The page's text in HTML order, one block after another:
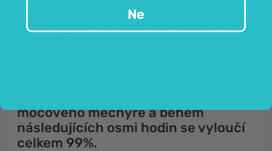
manózy, která je zvláštní tím, že se pomaleji
vstřebává a většina z ní se z těla spíše
než
močového měchýřea během
následujících osmi hodin se vyloučí
celkem 99%.
Ne